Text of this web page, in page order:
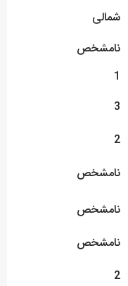
شمالی
نامشخص
1
3
2
نامشخص
نامشخص
نامشخص
2